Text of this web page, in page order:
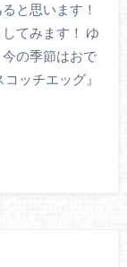
と思います！
てみます！ ゆ
の季節はおで
ッチエッグ』